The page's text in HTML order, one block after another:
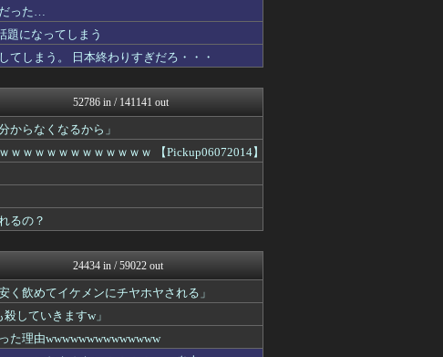
V速ニュップ
mashlife通信
坂道情報通～乃木坂46まと...
鬼女はみた -修羅場・恋愛...
広島東洋カープまとめブログ...
筋肉速報
えっ!?またここのサイト?
ウマ娘まとめ速報うまろぐ
おうまがタイムズ
あらまめ2ch
VIPPER速報
フットボール速報
修羅場ハザード -復讐・D...
もきゅ速(*´ω`*)人(...
素敵な鬼女様
鬼女の宅配便 - 修羅場・...
まとめCUP
った…
題になってしまう
てしまう。 日本終わりすぎだろ・・・
52786 in / 141141 out
からなくなるから」
ｗｗｗｗｗｗｗｗｗｗｗ 【Pickup06072014】
るの？
24434 in / 59022 out
く飲めてイケメンにチヤホヤされる」
していきますw」
た理由wwwwwwwwwwwwww